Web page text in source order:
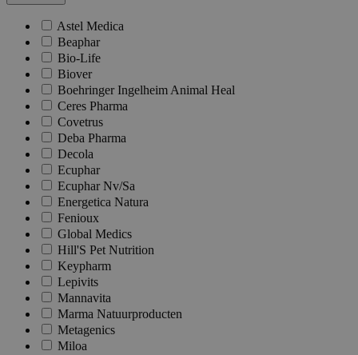
Astel Medica
Beaphar
Bio-Life
Biover
Boehringer Ingelheim Animal Heal
Ceres Pharma
Covetrus
Deba Pharma
Decola
Ecuphar
Ecuphar Nv/Sa
Energetica Natura
Fenioux
Global Medics
Hill'S Pet Nutrition
Keypharm
Lepivits
Mannavita
Marma Natuurproducten
Metagenics
Miloa